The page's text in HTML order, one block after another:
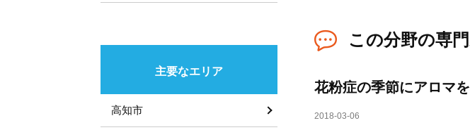
この分野の専
花粉症の季節にアロマ
2018-03-06
主要なエリア
高知市